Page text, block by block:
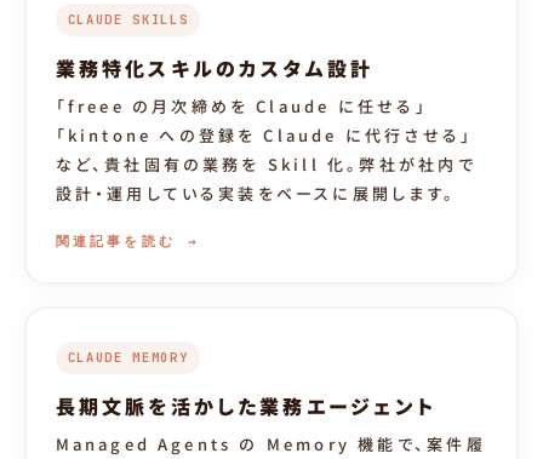
CLAUDE SKILLS
業務特化スキルのカスタム設計
「freee の月次締めを Claude に任せる」
「kintone への登録を Claude に代行させる」
など、貴社固有の業務を Skill 化。弊社が社内で
設計・運用している実装をベースに展開します。
関連記事を読む →
CLAUDE MEMORY
長期文脈を活かした業務エージェント
Managed Agents の Memory 機能で、案件履